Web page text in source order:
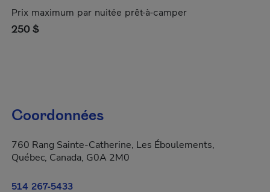
Prix maximum par nuitée prêt-à-camper
250 $
Coordonnées
760 Rang Sainte-Catherine, Les Éboulements,
Québec, Canada, G0A 2M0
514 267-5433